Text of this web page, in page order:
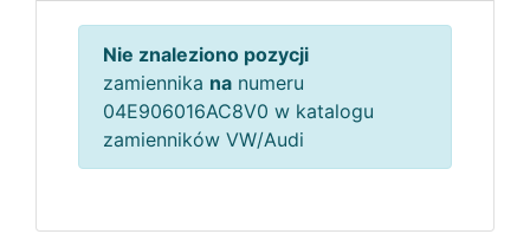
Nie znaleziono pozycji
zamiennika na numeru
04E906016AC8V0 w katalogu
zamienników VW/Audi